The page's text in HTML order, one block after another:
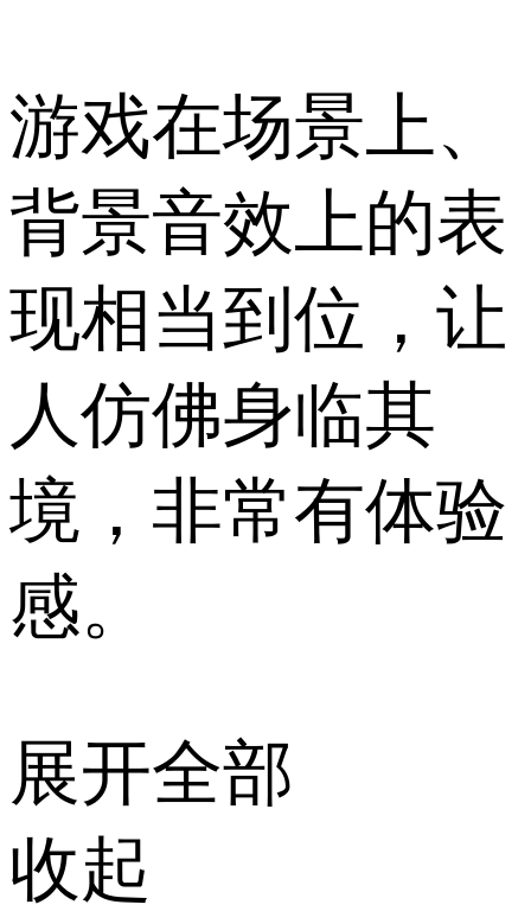
游戏在场景上、
背景音效上的表
现相当到位，让
人仿佛身临其
境，非常有体验
感。
展开全部
收起